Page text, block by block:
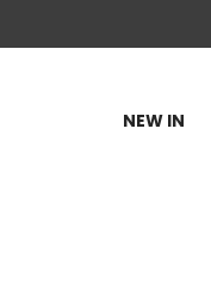
NEW IN